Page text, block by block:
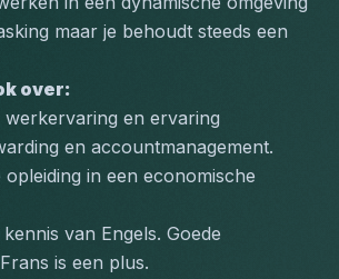
maar je behoudt steeds een
over:
en ervaring
en accountmanagement.
opleiding in een economische
van Engels. Goede
is een plus.